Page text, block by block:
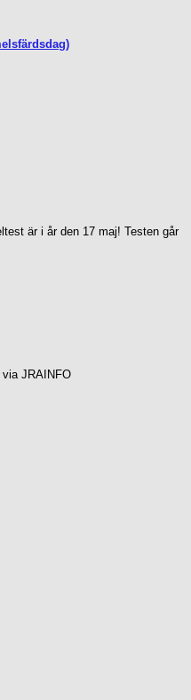
är i år den 17 maj! Testen går
JRAINFO